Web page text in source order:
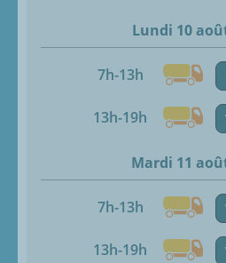
Lundi 10
7h-13h
13h-19h
Mardi 11
7h-13h
13h-19h